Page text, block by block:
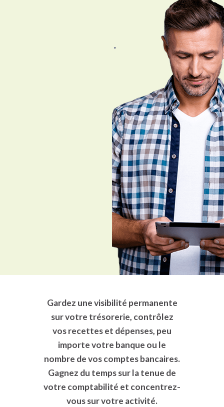
Gardez une visibilité permanente
sur votre trésorerie, contrôlez
vosrecettes et dépenses, peu
importe votre banque ou le
nombre de vos comptes bancaires.
Gagnez du temps sur la tenue de
votre comptabilité et concentrez-
vous sur votre activité.